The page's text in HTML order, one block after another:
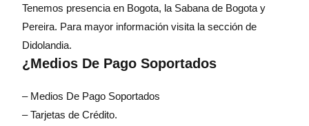
Tenemos presencia en Bogota, la Sabana de Bogota y
Pereira. Para mayor información visita la sección de
Didolandia.
¿Medios De Pago Soportados
– Medios De Pago Soportados
– Tarjetas de Crédito.